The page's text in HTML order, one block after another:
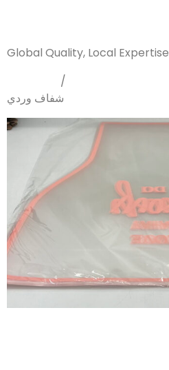
Global Quality, Local Expertise
/
شفاف وردي